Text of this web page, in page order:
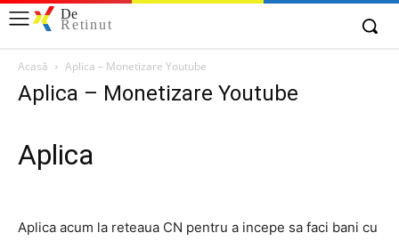
De
Retinut
Acasă Aplica – Monetizare Youtube
Aplica – Monetizare Youtube
Aplica
Aplica acum la reteaua CN pentru a incepe sa faci bani cu